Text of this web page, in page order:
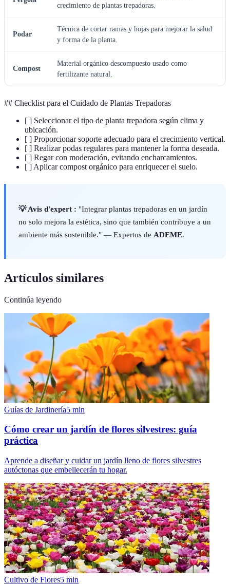
crecimiento de plantas trepadoras.
Podar
Técnica de cortar ramas y hojas para mejorar la salud
y forma de la planta.
Compost
Material orgánico descompuesto usado como
fertilizante natural.
## Checklist para el Cuidado de Plantas Trepadoras
[ ] Seleccionar el tipo de planta trepadora según clima y
ubicación.
[ ] Proporcionar soporte adecuado para el crecimiento vertical.
[ ] Realizar podas regulares para mantener la forma deseada.
[ ] Regar con moderación, evitando encharcamientos.
[ ] Aplicar compost orgánico para enriquecer el suelo.
💡 Avis d'expert : "Integrar plantas trepadoras en un jardín
no solo mejora la estética, sino que también contribuye a un
ambiente más sostenible." — Expertos de ADEME.
Artículos similares
Continúa leyendo
Guías de Jardinería5 min
Cómo crear un jardín de flores silvestres: guía
práctica
Aprende a diseñar y cuidar un jardín lleno de flores silvestres
autóctonas que embellecerán tu hogar.
Cultivo de Flores5 min